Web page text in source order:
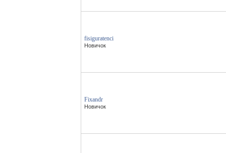
fisiguratenci
Новичок
Fixandr
Новичок